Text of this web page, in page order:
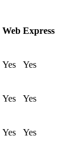
Web Express
Yes Yes
Yes Yes
Yes Yes